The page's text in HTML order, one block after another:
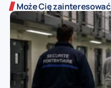
Może Cię zainteresować